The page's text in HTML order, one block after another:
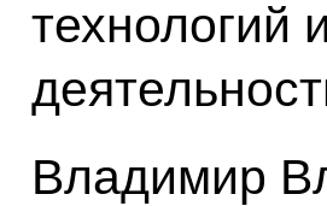
технологий
Владимир